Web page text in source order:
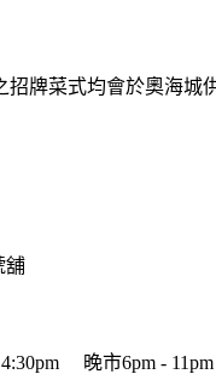
牌菜式均會於奧海
舖
晚市6pm - 11pm